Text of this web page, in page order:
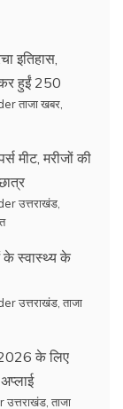
इतिहास,
हुईं 250
ताजा खबर
मीट, मरीजों की
उत्तराखंड
के स्वास्थ्य के
उत्तराखंड ताजा
2026 के लिए
उत्तराखंड ताजा